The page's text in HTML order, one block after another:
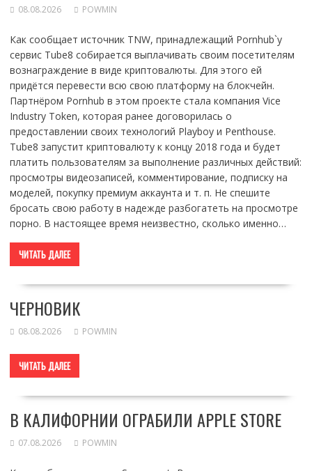
08.08.2026 POWMIN
Как сообщает источник TNW, принадлежащий Pornhub`у
сервис Tube8 собирается выплачивать своим посетителям
вознаграждение в виде криптовалюты. Для этого ей
придётся перевести всю свою платформу на блокчейн.
Партнёром Pornhub в этом проекте стала компания Vice
Industry Token, которая ранее договорилась о
предоставлении своих технологий Playboy и Penthouse.
Tube8 запустит криптовалюту к концу 2018 года и будет
платить пользователям за выполнение различных действий:
просмотры видеозаписей, комментирование, подписку на
моделей, покупку премиум аккаунта и т. п. Не спешите
бросать свою работу в надежде разбогатеть на просмотре
порно. В настоящее время неизвестно, сколько именно…
ЧИТАТЬ ДАЛЕЕ
ЧЕРНОВИК
08.08.2026 POWMIN
ЧИТАТЬ ДАЛЕЕ
В КАЛИФОРНИИ ОГРАБИЛИ APPLE STORE
07.08.2026 POWMIN